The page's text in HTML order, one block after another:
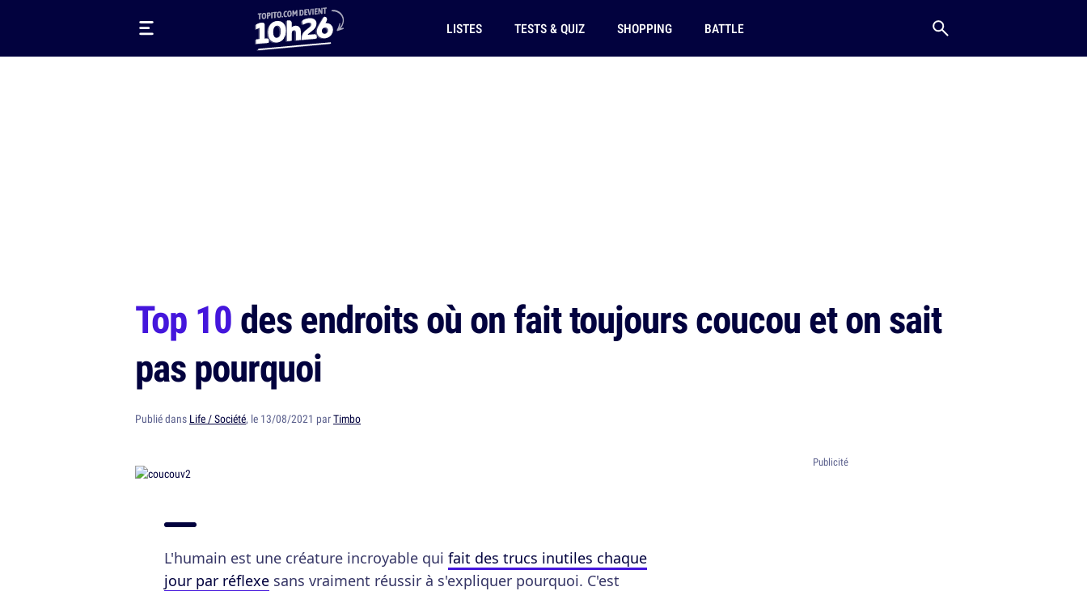
LISTES TESTS & QUIZ SHOPPING BATTLE
Top 10des endroits où on fait toujours coucou et on sait
pas pourquoi
Publié dans Life / Société, le 13/08/2021 parTimbo
L'humain est une créature incroyable qui fait des trucs inutiles chaque
jour par réflexe sans vraiment réussir à s'expliquer pourquoi. C'est